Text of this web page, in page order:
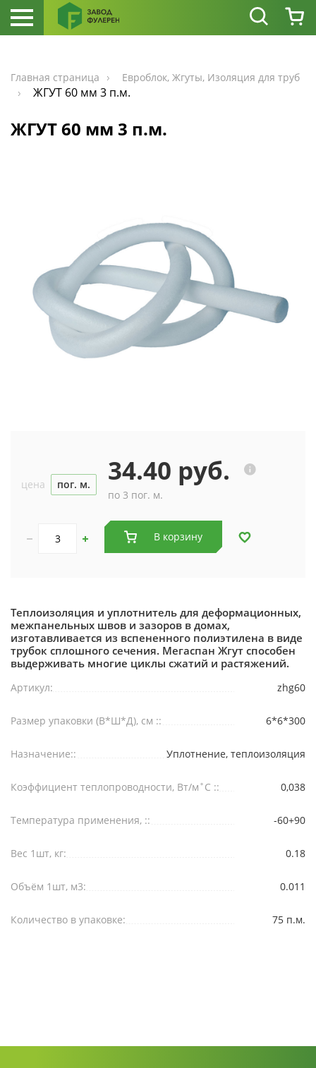
Главная страница Евроблок, Жгуты, Изоляция для труб
ЖГУТ 60 мм 3 п.м.
ЖГУТ 60 мм 3 п.м.
цена пог. м. 34.40 руб.
по 3 пог. м.
В корзину
Теплоизоляция и уплотнитель для деформационных,
межпанельных швов и зазоров в домах,
изготавливается из вспененного полиэтилена в виде
трубок сплошного сечения. Мегаспан Жгут способен
выдерживать многие циклы сжатий и растяжений.
Артикул: zhg60
Размер упаковки (В*Ш*Д), см :: 6*6*300
Назначение:: Уплотнение, теплоизоляция
Коэффициент теплопроводности, Вт/м˚С :: 0,038
Температура применения, :: -60+90
Вес 1шт, кг: 0.18
Объём 1шт, м3: 0.011
Количество в упаковке: 75 п.м.